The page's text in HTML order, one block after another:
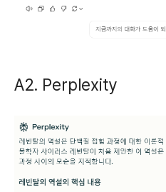
A2. Perplexity